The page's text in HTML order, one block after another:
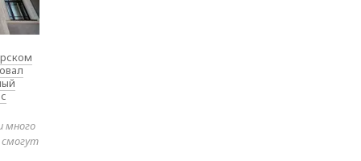
много
смогут